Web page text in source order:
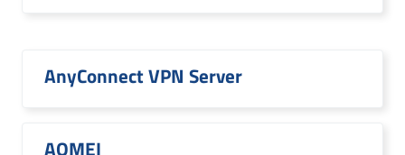
AnyConnect VPN Server
AOMEI